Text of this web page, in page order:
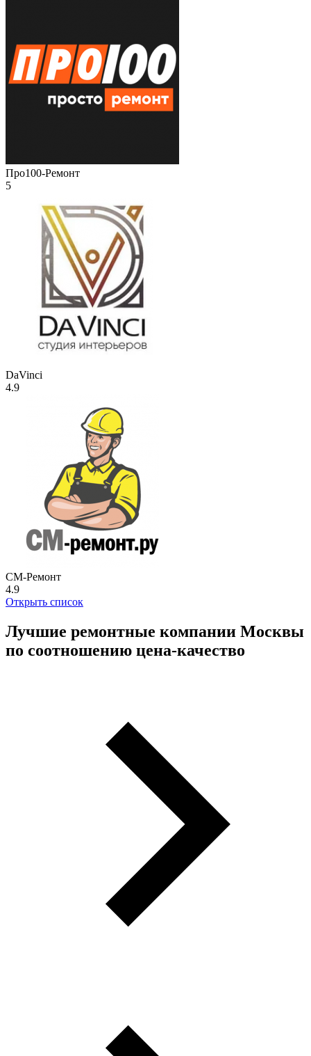
Про100-Ремонт
5
DaVinci
4.9
СМ-Ремонт
4.9
Открыть список
Лучшие ремонтные компании Москвы
по соотношению цена-качество